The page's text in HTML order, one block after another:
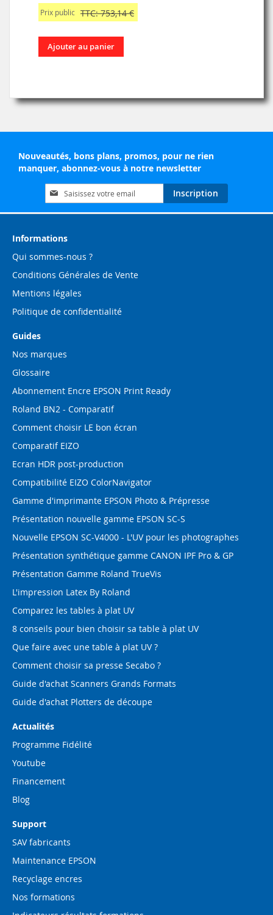
Prix public TTC: 753,14 €
Ajouter au panier
Nouveautés, bons plans, promos, pour ne rien
manquer, abonnez-vous à notre newsletter
Inscription
à
notre
d’information
Inscription
Informations
Qui sommes-nous ?
Conditions Générales de Vente
Mentions légales
Politique de confidentialité
Guides
Nos marques
Glossaire
Abonnement Encre EPSON Print Ready
Roland BN2 - Comparatif
Comment choisir LE bon écran
Comparatif EIZO
Ecran HDR post-production
Compatibilité EIZO ColorNavigator
Gamme d'imprimante EPSON Photo & Prépresse
Présentation nouvelle gamme EPSON SC-S
Nouvelle EPSON SC-V4000 - L'UV pour les photographes
Présentation synthétique gamme CANON IPF Pro & GP
Présentation Gamme Roland TrueVis
L'impression Latex By Roland
Comparez les tables à plat UV
8 conseils pour bien choisir sa table à plat UV
Que faire avec une table à plat UV ?
Comment choisir sa presse Secabo ?
Guide d'achat Scanners Grands Formats
Guide d'achat Plotters de découpe
Actualités
Programme Fidélité
Youtube
Financement
Blog
Support
SAV fabricants
Maintenance EPSON
Recyclage encres
Nos formations